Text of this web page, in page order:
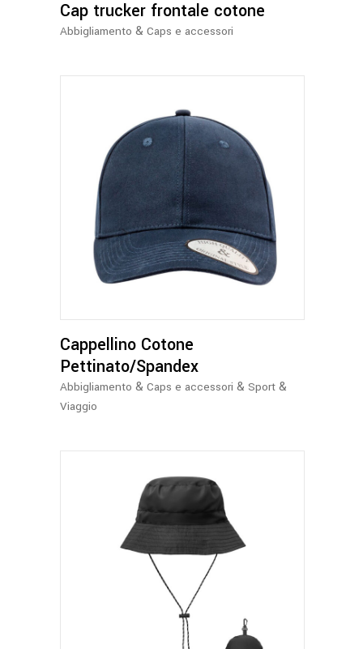
possono
essere
del
prodotto
Cap trucker frontale cotone
Abbigliamento & Caps e accessori
Questo
prodotto
ha
più
opzioni
possono
essere
scelte
Cappellino Cotone
Pettinato/Spandex
Abbigliamento & Caps e accessori & Sport &
Viaggio
Questo
prodotto
ha
più